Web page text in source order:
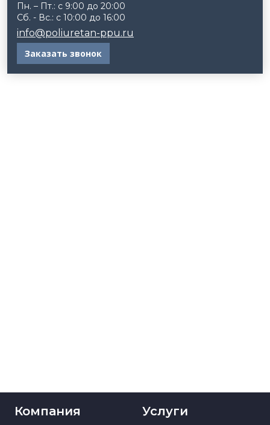
Пн. – Пт.: с 9:00 до 20:00
Сб. - Вс.: с 10:00 до 16:00
info@poliuretan-ppu.ru
Заказать звонок
Компания Услуги